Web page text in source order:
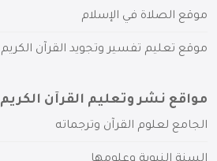
موقع الصلاة في الإسلام
موقع تعليم تفسير وتجويد القرآن الكريم
مواقع نشر وتعليم القرآن الكريم
الجامع لعلوم القرآن وترجماته